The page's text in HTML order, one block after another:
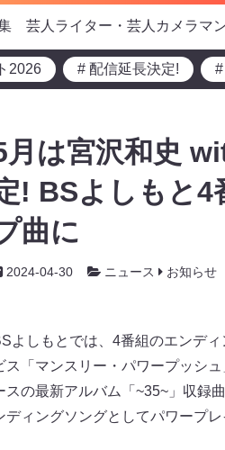
芸人ライター・芸人カメラマ
2026 # 配信延長決定!
月は宮沢和史
! BSよしもと4
曲に
2024-04-30 ニュース お知らせ
よしもとでは、4番組のエンデ
ス「マンスリー・パワープッシ
スの最新アルバム「~35~」収録
ディングソングとしてパワープレ